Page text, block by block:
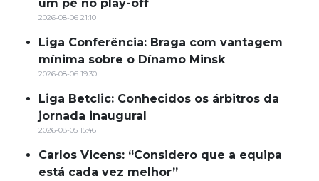
um pé no play-off
2026-08-06 21:10
Liga Conferência: Braga com vantagem
mínima sobre o Dínamo Minsk
2026-08-06 19:30
Liga Betclic: Conhecidos os árbitros da
jornada inaugural
2026-08-05 15:46
Carlos Vicens: “Considero que a equipa
está cada vez melhor”